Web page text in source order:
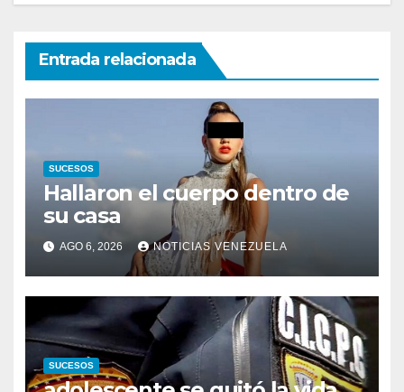
Entrada relacionada
SUCESOS
Hallaron el cuerpo dentro de
su casa
AGO 6, 2026 NOTICIAS VENEZUELA
SUCESOS